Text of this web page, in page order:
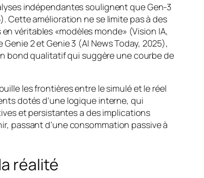
indépendantes soulignent que Gen-3
Cette amélioration ne se limite pas à des
véritables «modèles monde» (Vision IA,
2 et Genie 3 (AI News Today, 2025),
bond qualitatif qui suggère une courbe de
les frontières entre le simulé et le réel
dotés d’une logique interne, qui
et persistantes a des implications
passant d’une consommation passive à
réalité